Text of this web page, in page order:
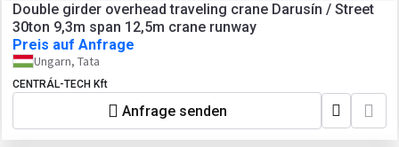
Double girder overhead traveling crane Darusín / Street
30ton 9,3m span 12,5m crane runway
Preis auf Anfrage
Ungarn, Tata
CENTRÁL-TECH Kft
Anfrage senden